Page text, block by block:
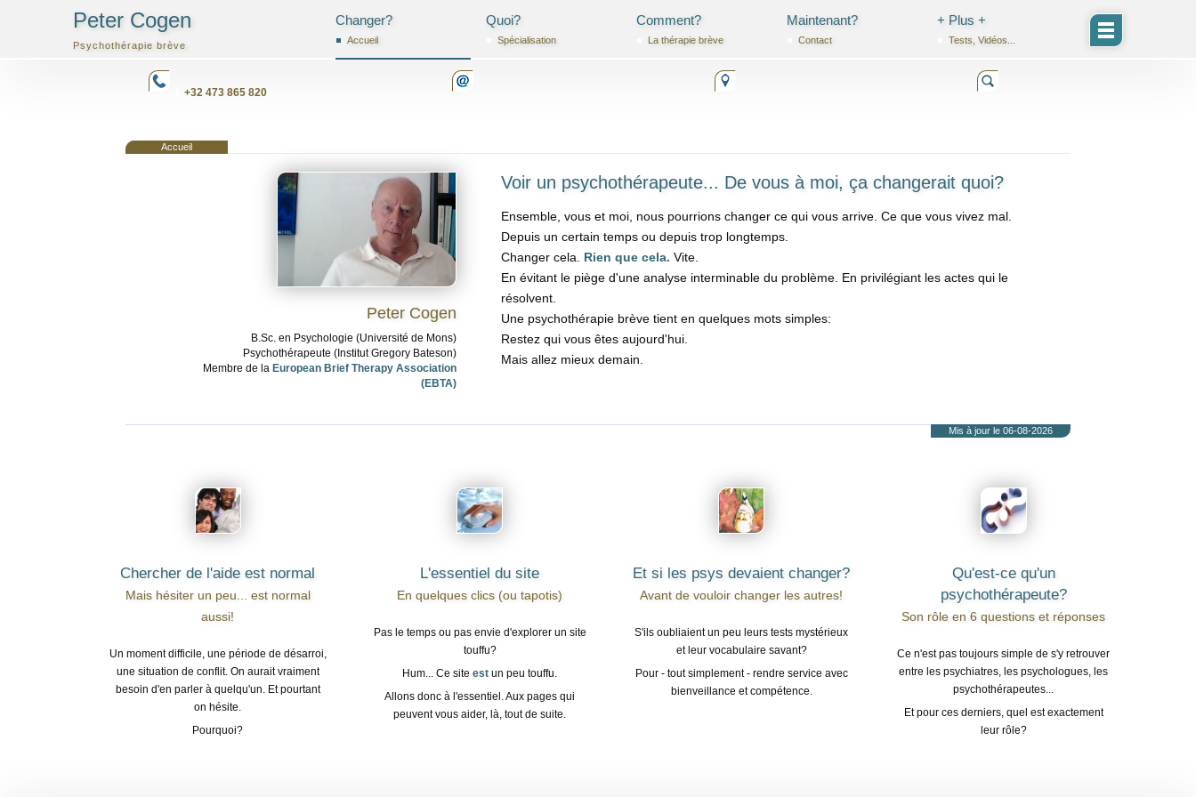
Peter Cogen
Psychothérapie brève
Changer?
Accueil
Quoi?
Spéciali­sation
Comment?
La thérapie brève
Maintenant?
Contact
+ Plus +
Tests, Vidéos...
+32 473 865 820
Peter Cogen
B.Sc. en Psychologie (Université de Mons)
Psychothérapeute (Institut Gregory Bateson)
Membre de la European Brief Therapy Association
(EBTA)
Accueil
Accueil
Voir un psychothérapeute... De vous à moi, ça changerait quoi?
Ensemble, vous et moi, nous pourrions changer ce qui vous arrive. Ce que vous vivez mal.
Depuis un certain temps ou depuis trop longtemps.
Changer cela. Rien que cela. Vite.
En évitant le piège d'une analyse interminable du problème. En privilégiant les actes qui le
résolvent.
Une psychothérapie brève tient en quelques mots simples:
Restez qui vous êtes aujourd'hui.
Mais allez mieux demain.
Mis à jour le 06-08-2026
Chercher de l'aide est normal
Mais hésiter un peu... est normal
aussi!
Un moment difficile, une période de désarroi,
une situation de conflit. On aurait vraiment
besoin d'en parler à quelqu'un. Et pourtant
on hésite.
Pourquoi?
L'essentiel du site
En quelques clics (ou tapotis)
Pas le temps ou pas envie d'explorer un site
touffu?
Hum... Ce siteest un peu touffu.
Allons donc à l'essentiel. Aux pages qui
peuvent vous aider, là, tout de suite.
Et si les psys devaient changer?
Avant de vouloir changer les autres!
S'ils oubliaient un peu leurs tests mystérieux
et leur vocabulaire savant?
Pour - tout simplement - rendre service avec
bienveillance et compétence.
Qu'est-ce qu'un
psychothérapeute?
Son rôle en 6 questions et réponses
Ce n'est pas toujours simple de s'y retrouver
entre les psychiatres, les psychologues, les
psychothérapeutes...
Et pour ces derniers, quel est exactement
leur rôle?